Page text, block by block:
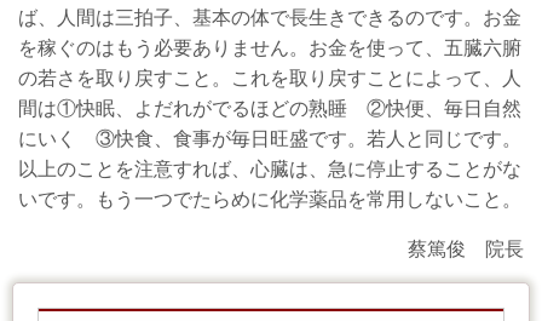
ば、人間は三拍子、基本の体で長生きできるのです。お金
を稼ぐのはもう必要ありません。お金を使って、五臓六腑
の若さを取り戻すこと。これを取り戻すことによって、人
間は①快眠、よだれがでるほどの熟睡 ②快便、毎日自然
にいく ③快食、食事が毎日旺盛です。若人と同じです。
以上のことを注意すれば、心臓は、急に停止することがな
いです。もう一つでたらめに化学薬品を常用しないこと。
蔡篤俊 院長